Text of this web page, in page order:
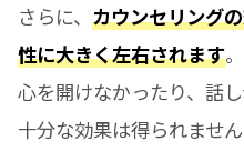
さらに、カウンセリング
性に大きく左右されます
心を開けなかったり、話
十分な効果は得られませ